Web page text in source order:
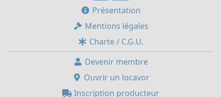
Présentation
Mentions légales
Charte / C.G.U.
Devenir membre
Ouvrir un locavor
Inscription producteur